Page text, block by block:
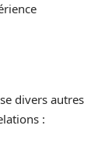
divers autres
: